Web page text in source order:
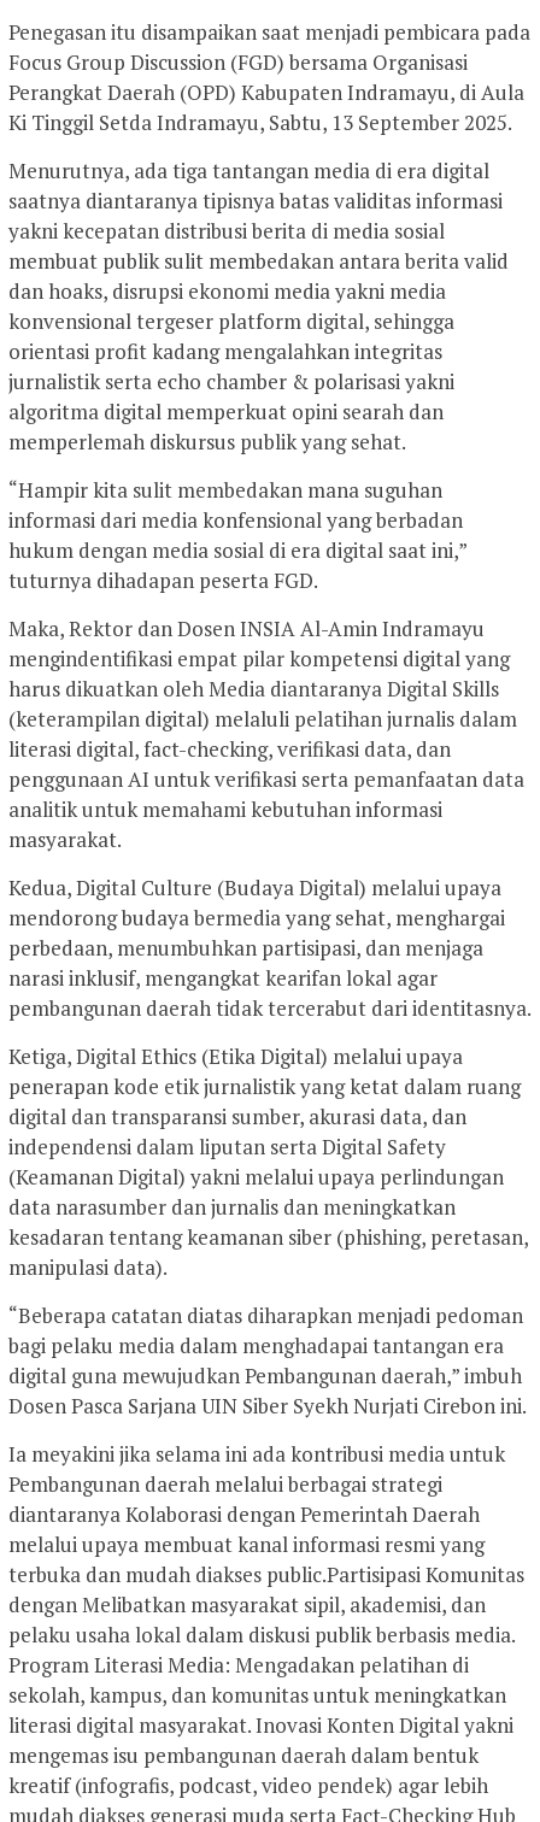
Penegasan itu disampaikan saat menjadi pembicara pada
Focus Group Discussion (FGD) bersama Organisasi
Perangkat Daerah (OPD) Kabupaten Indramayu, di Aula
Ki Tinggil Setda Indramayu, Sabtu, 13 September 2025.
Menurutnya, ada tiga tantangan media di era digital
saatnya diantaranya tipisnya batas validitas informasi
yakni kecepatan distribusi berita di media sosial
membuat publik sulit membedakan antara berita valid
dan hoaks, disrupsi ekonomi media yakni media
konvensional tergeser platform digital, sehingga
orientasi profit kadang mengalahkan integritas
jurnalistik serta echo chamber & polarisasi yakni
algoritma digital memperkuat opini searah dan
memperlemah diskursus publik yang sehat.
“Hampir kita sulit membedakan mana suguhan
informasi dari media konfensional yang berbadan
hukum dengan media sosial di era digital saat ini,”
tuturnya dihadapan peserta FGD.
Maka, Rektor dan Dosen INSIA Al-Amin Indramayu
mengindentifikasi empat pilar kompetensi digital yang
harus dikuatkan oleh Media diantaranya Digital Skills
(keterampilan digital) melaluli pelatihan jurnalis dalam
literasi digital, fact-checking, verifikasi data, dan
penggunaan AI untuk verifikasi serta pemanfaatan data
analitik untuk memahami kebutuhan informasi
masyarakat.
Kedua, Digital Culture (Budaya Digital) melalui upaya
mendorong budaya bermedia yang sehat, menghargai
perbedaan, menumbuhkan partisipasi, dan menjaga
narasi inklusif, mengangkat kearifan lokal agar
pembangunan daerah tidak tercerabut dari identitasnya.
Ketiga, Digital Ethics (Etika Digital) melalui upaya
penerapan kode etik jurnalistik yang ketat dalam ruang
digital dan transparansi sumber, akurasi data, dan
independensi dalam liputan serta Digital Safety
(Keamanan Digital) yakni melalui upaya perlindungan
data narasumber dan jurnalis dan meningkatkan
kesadaran tentang keamanan siber (phishing, peretasan,
manipulasi data).
“Beberapa catatan diatas diharapkan menjadi pedoman
bagi pelaku media dalam menghadapai tantangan era
digital guna mewujudkan Pembangunan daerah,” imbuh
Dosen Pasca Sarjana UIN Siber Syekh Nurjati Cirebon ini.
Ia meyakini jika selama ini ada kontribusi media untuk
Pembangunan daerah melalui berbagai strategi
diantaranya Kolaborasi dengan Pemerintah Daerah
melalui upaya membuat kanal informasi resmi yang
terbuka dan mudah diakses public.Partisipasi Komunitas
dengan Melibatkan masyarakat sipil, akademisi, dan
pelaku usaha lokal dalam diskusi publik berbasis media.
Program Literasi Media: Mengadakan pelatihan di
sekolah, kampus, dan komunitas untuk meningkatkan
literasi digital masyarakat. Inovasi Konten Digital yakni
mengemas isu pembangunan daerah dalam bentuk
kreatif (infografis, podcast, video pendek) agar lebih
mudah diakses generasi muda serta Fact-Checking Hub